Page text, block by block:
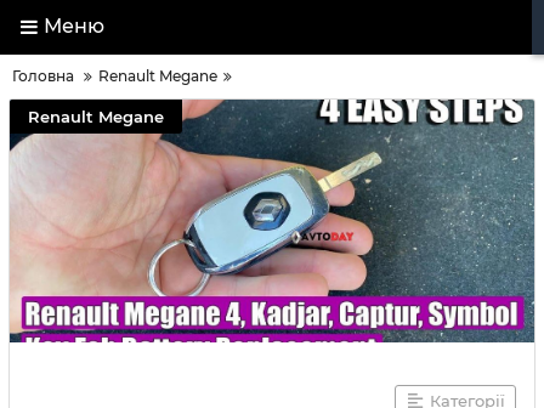
Меню
Головна Renault Megane
Renault Megane
Категорії